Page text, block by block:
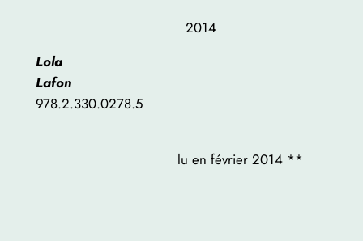
2014
Lola
Lafon
978.2.330.0278.5
lu en février 2014 **